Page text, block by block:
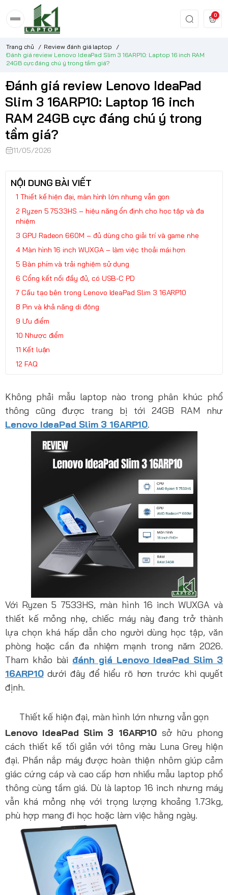
0
Trang chủ / Review đánh giá laptop
/
Đánh giá review Lenovo IdeaPad Slim 3 16ARP10: Laptop 16 inch RAM
24GB cực đáng chú ý trong tầm giá?
Đánh giá review Lenovo IdeaPad
Slim 3 16ARP10: Laptop 16 inch
RAM 24GB cực đáng chú ý trong
tầm giá?
11/05/2026
NỘI DUNG BÀI VIẾT
Thiết kế hiện đại, màn hình lớn nhưng vẫn gọn
Ryzen 5 7533HS – hiệu năng ổn định cho học tập và đa
nhiệm
GPU Radeon 660M – đủ dùng cho giải trí và game nhẹ
Màn hình 16 inch WUXGA – làm việc thoải mái hơn
Bàn phím và trải nghiệm sử dụng
Cổng kết nối đầy đủ, có USB-C PD
Cấu tạo bên trong Lenovo IdeaPad Slim 3 16ARP10
Pin và khả năng di động
Ưu điểm
Nhược điểm
Kết luận
FAQ
Không phải mẫu laptop nào trong phân khúc phổ
thông cũng được trang bị tới 24GB RAM như
Lenovo IdeaPad Slim 3 16ARP10.
Với Ryzen 5 7533HS, màn hình 16 inch WUXGA và
thiết kế mỏng nhẹ, chiếc máy này đang trở thành
lựa chọn khá hấp dẫn cho người dùng học tập, văn
phòng hoặc cần đa nhiệm mạnh trong năm 2026.
Tham khảo bài đánh giá Lenovo IdeaPad Slim 3
16ARP10dưới đây để hiểu rõ hơn trước khi quyết
định.
Thiết kế hiện đại, màn hình lớn nhưng vẫn gọn
Lenovo IdeaPad Slim 3 16ARP10 sở hữu phong
cách thiết kế tối giản với tông màu Luna Grey hiện
đại. Phần nắp máy được hoàn thiện nhôm giúp cảm
giác cứng cáp và cao cấp hơn nhiều mẫu laptop phổ
thông cùng tầm giá. Dù là laptop 16 inch nhưng máy
vẫn khá mỏng nhẹ với trọng lượng khoảng 1.73kg,
phù hợp mang đi học hoặc làm việc hằng ngày.